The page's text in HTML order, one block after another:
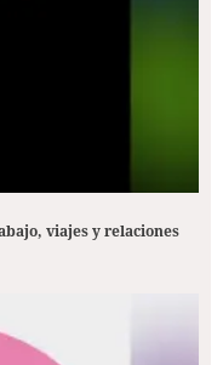
viajes y relaciones